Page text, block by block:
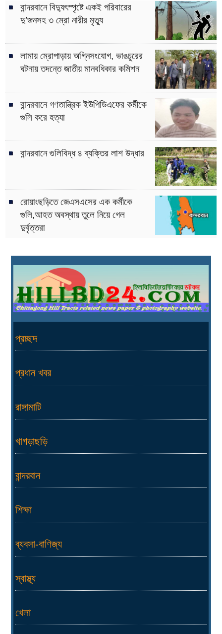
বান্দরবানে বিদ্যুৎস্পৃষ্টে একই পরিবারের
দু’জনসহ ৩ ম্রো নারীর মৃত্যু
লামায় ম্রোপাড়ায় অগ্নিসংযোগ, ভাঙচুরের
ঘটনায় তদন্তে জাতীয় মানবধিকার কমিশন
বান্দরবানে গণতান্ত্রিক ইউপিডিএফের কর্মীকে
গুলি করে হত্যা
বান্দরবানে গুলিবিদ্ধ ৪ ব্যক্তির লাশ উদ্ধার
রোয়াংছড়িতে জেএসএসের এক কর্মীকে
গুলি,আহত অবস্থায় তুলে নিয়ে গেল
দুর্বৃত্তরা
প্রচ্ছদ
প্রধান খবর
রাঙ্গামাটি
খাগড়াছড়ি
বান্দরবান
শিক্ষা
ব্যবসা-বাণিজ্য
স্বাস্থ্য
খেলা